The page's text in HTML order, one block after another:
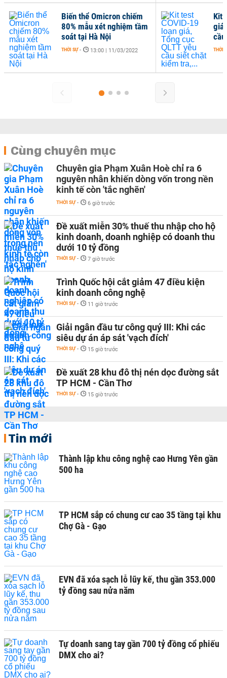
Biến thể Omicron chiếm
80% mẫu xét nghiệm tầm
soát tại Hà Nội
THỜI SỰ - 13:00 | 11/03/2022
Kit
giá,
THỜI
Cùng chuyên mục
Chuyên gia Phạm Xuân Hoè chỉ ra 6
nguyên nhân khiến dòng vốn trong nền
kinh tế còn 'tắc nghẽn'
THỜI SỰ - 6 giờ trước
Đề xuất miễn 30% thuế thu nhập cho hộ
kinh doanh, doanh nghiệp có doanh thu
dưới 10 tỷ đồng
THỜI SỰ - 7 giờ trước
Trình Quốc hội cắt giảm 47 điều kiện
kinh doanh công nghệ
THỜI SỰ - 11 giờ trước
Giải ngân đầu tư công quý III: Khi các
siêu dự án áp sát 'vạch đích'
THỜI SỰ - 15 giờ trước
Đề xuất 28 khu đô thị nén dọc đường sắt
TP HCM - Cần Thơ
THỜI SỰ - 15 giờ trước
Tin mới
Thành lập khu công nghệ cao Hưng Yên gần
500 ha
TP HCM sắp có chung cư cao 35 tầng tại khu
Chợ Gà - Gạo
EVN đã xóa sạch lỗ lũy kế, thu gần 353.000
tỷ đồng sau nửa năm
Tự doanh sang tay gần 700 tỷ đồng cổ phiếu
DMX cho ai?